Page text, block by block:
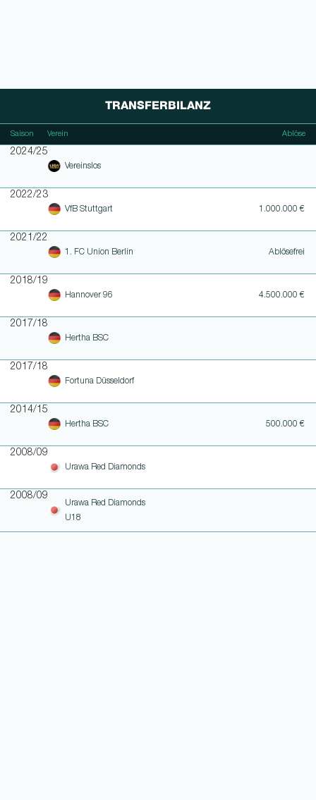
TRANSFERBILANZ
Saison Verein Ablöse
2024/25
Vereinslos
2022/23
VfB Stuttgart 1.000.000 €
2021/22
1. FC Union Berlin Ablösefrei
2018/19
Hannover 96 4.500.000 €
2017/18
Hertha BSC
2017/18
Fortuna Düsseldorf
2014/15
Hertha BSC 500.000 €
2008/09
Urawa Red Diamonds
2008/09
Urawa Red Diamonds
U18